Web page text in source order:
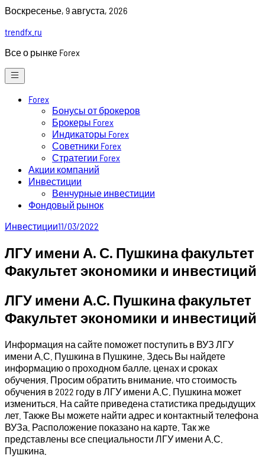
Skip
content
Воскресенье, 9 августа, 2026
trendfx.ru
Все о рынке Forex
Forex
Бонусы от брокеров
Брокеры Forex
Индикаторы Forex
Советники Forex
Стратегии Forex
Акции компаний
Инвестиции
Венчурные инвестиции
Фондовый рынок
Инвестиции11/03/2022
ЛГУ имени А. С. Пушкина факультет
Факультет экономики и инвестиций
ЛГУ имени А.С. Пушкина факультет
Факультет экономики и инвестиций
Информация на сайте поможет поступить в ВУЗ ЛГУ
имени А.С. Пушкина в Пушкине. Здесь Вы найдете
информацию о проходном балле, ценах и сроках
обучения. Просим обратить внимание, что стоимость
обучения в 2022 году в ЛГУ имени А.С. Пушкина может
измениться. На сайте приведена статистика предыдущих
лет. Также Вы можете найти адрес и контактный телефона
ВУЗа. Расположение показано на карте. Так же
представлены все специальности ЛГУ имени А.С.
Пушкина.